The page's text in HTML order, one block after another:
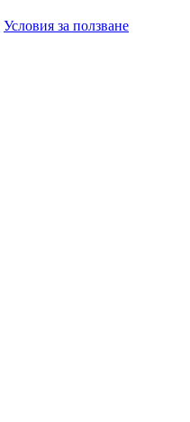
Условия за ползване